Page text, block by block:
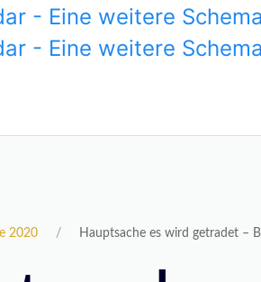
2020 Hauptsache es wird getradet –